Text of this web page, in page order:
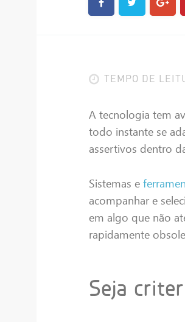
TEMPO DE
A tecnologia tem
todo instante se
assertivos dentro
Sistemas e
acompanhar e
em algo que não
rapidamente
Seja